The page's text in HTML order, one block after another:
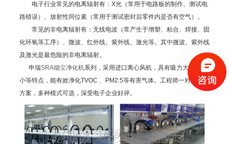
电子行业常见的电离辐射有：X光（常用于电路板的制作、测试电
路错误）、放射性同位素（常用于测试密封后零件内是否有空气）。
常见的非电离辐射有：无线电波（常产生于增塑、粘合、焊接、固
化环氧等工序）、微波、红外线、紫外线、激光等。其中微波、紫外线
及激光是最危险的非电离辐射。
申瑞SRA烟尘净化机系列，采用进口离心风机，具有吸力大，噪音
小等特点，能有效净化TVOC 、PM2.5等有害气体。工程师一对一定制
方案，多种模式可选，深受电子企业好评。